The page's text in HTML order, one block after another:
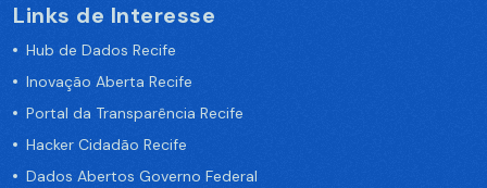
Links de Interesse
Hub de Dados Recife
Inovação Aberta Recife
Portal da Transparência Recife
Hacker Cidadão Recife
Dados Abertos Governo Federal